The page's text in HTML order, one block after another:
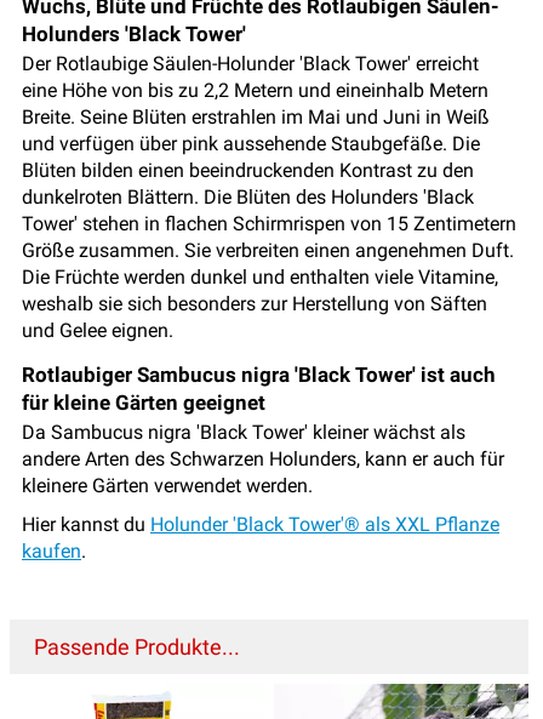
Wuchs, Blüte und Früchte des Rotlaubigen Säulen-
Holunders 'Black Tower'
Der Rotlaubige Säulen-Holunder 'Black Tower' erreicht
eine Höhe von bis zu 2,2 Metern und eineinhalb Metern
Breite. Seine Blüten erstrahlen im Mai und Juni in Weiß
und verfügen über pink aussehende Staubgefäße. Die
Blüten bilden einen beeindruckenden Kontrast zu den
dunkelroten Blättern. Die Blüten des Holunders 'Black
Tower' stehen in flachen Schirmrispen von 15 Zentimetern
Größe zusammen. Sie verbreiten einen angenehmen Duft.
Die Früchte werden dunkel und enthalten viele Vitamine,
weshalb sie sich besonders zur Herstellung von Säften
und Gelee eignen.
Rotlaubiger Sambucus nigra 'Black Tower' ist auch
für kleine Gärten geeignet
Da Sambucus nigra 'Black Tower' kleiner wächst als
andere Arten des Schwarzen Holunders, kann er auch für
kleinere Gärten verwendet werden.
Hier kannst du Holunder 'Black Tower'® als XXL Pflanze
kaufen.
Passende Produkte...